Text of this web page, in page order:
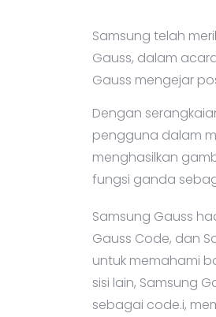
Samsung telah
Gauss, dalam
Gauss mengejar
Dengan
pengguna dalam
menghasilkan
fungsi ganda
Samsung Gauss
Gauss Code, dan
untuk memahami
sisi lain, Samsung
sebagai code.i,